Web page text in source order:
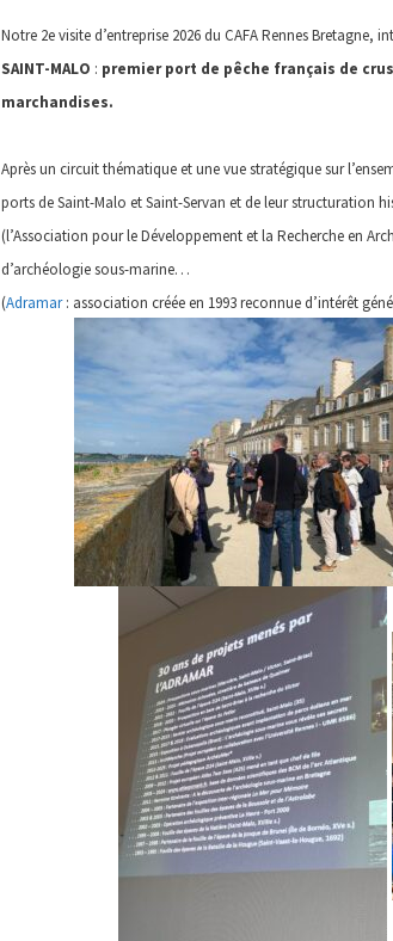
Notre 2e visite d’entreprise 2026 du CAFA Rennes
SAINT-MALO : premier port de pêche français de
marchandises.
Après un circuit thématique et une vue stratégique sur
ports de Saint-Malo et Saint-Servan et de leur structuration
(l’Association pour le Développement et la Recherche en
d’archéologie sous-marine…
(Adramar: association créée en 1993 reconnue d’intérêt